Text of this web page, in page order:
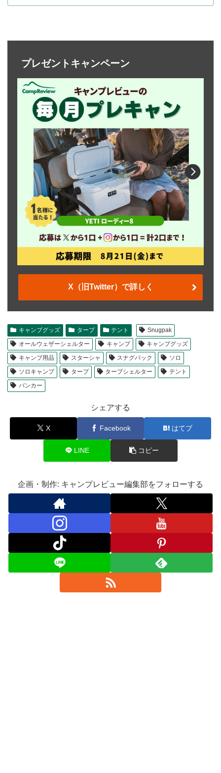
プレゼントキャンペーン
X（旧Twitter）で詳しく
キャンプグッズ タープ テント
Snugpak
オールウェザーシェルター
キャンプ
キャンプグッズ
キャンプ用品
スターシャ スナグパック
ソロ
ソロキャンプ
タープ タープシェルター
テント
バンカー
シェアする
X Facebook はてブ
LINE コピー
企画・制作: キャンプレビュー編集部をフォローする